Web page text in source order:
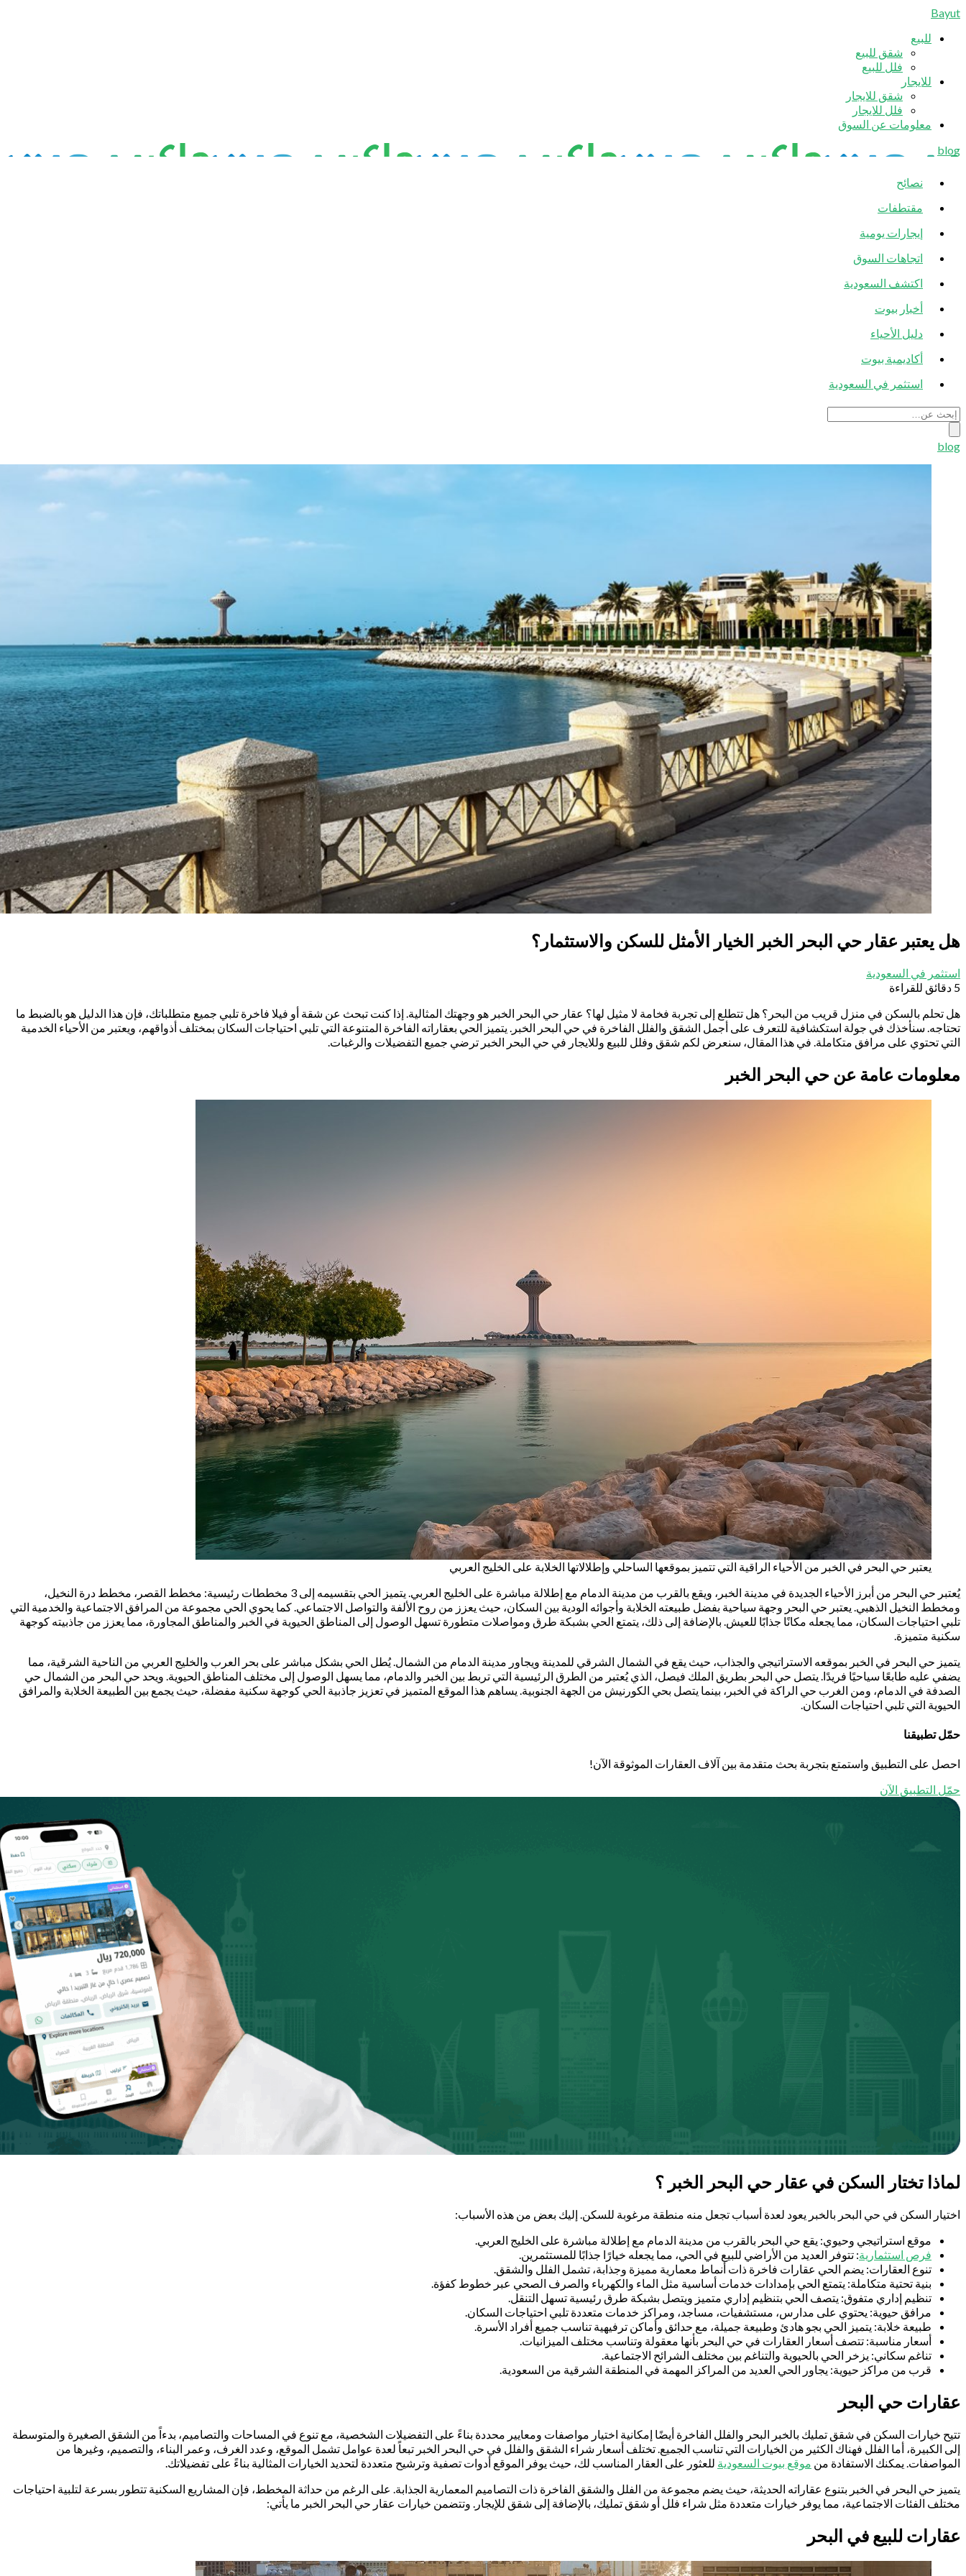
Bayut
للبيع
شقق للبيع
فلل للبيع
للايجار
شقق للايجار
فلل للايجار
معلومات عن السوق
blog
نصائح
مقتطفات
إيجارات يومية
اتجاهات السوق
اكتشف السعودية
أخبار بيوت
دليل الأحياء
أكاديمية بيوت
استثمر في السعودية
blog
هل يعتبر عقار حي البحر الخبر الخيار الأمثل للسكن والاستثمار؟
استثمر في السعودية
5 دقائق للقراءة
هل تحلم بالسكن في منزل قريب من البحر؟ هل تتطلع إلى تجربة فخامة لا مثيل لها؟ عقار حي البحر الخبر هو وجهتك المثالية. إذا كنت تبحث عن شقة أو فيلا فاخرة تلبي جميع متطلباتك، فإن هذا الدليل هو بالضبط ما
تحتاجه. سنأخذك في جولة استكشافية للتعرف على أجمل الشقق والفلل الفاخرة في حي البحر الخبر. يتميز الحي بعقاراته الفاخرة المتنوعة التي تلبي احتياجات السكان بمختلف أذواقهم، ويعتبر من الأحياء الخدمية
التي تحتوي على مرافق متكاملة. في هذا المقال، سنعرض لكم شقق وفلل للبيع وللايجار في حي البحر الخبر ترضي جميع التفضيلات والرغبات.
معلومات عامة عن حي البحر الخبر
يعتبر حي البحر في الخبر من الأحياء الراقية التي تتميز بموقعها الساحلي وإطلالاتها الخلابة على الخليج العربي
يُعتبر حي البحر من أبرز الأحياء الجديدة في مدينة الخبر، ويقع بالقرب من مدينة الدمام مع إطلالة مباشرة على الخليج العربي. يتميز الحي بتقسيمه إلى 3 مخططات رئيسية: مخطط القصر، مخطط درة النخيل،
ومخطط النخيل الذهبي. يعتبر حي البحر وجهة سياحية بفضل طبيعته الخلابة وأجوائه الودية بين السكان، حيث يعزز من روح الألفة والتواصل الاجتماعي. كما يحوي الحي مجموعة من المرافق الاجتماعية والخدمية التي
تلبي احتياجات السكان، مما يجعله مكانًا جذابًا للعيش. بالإضافة إلى ذلك، يتمتع الحي بشبكة طرق ومواصلات متطورة تسهل الوصول إلى المناطق الحيوية في الخبر والمناطق المجاورة، مما يعزز من جاذبيته كوجهة
سكنية متميزة.
يتميز حي البحر في الخبر بموقعه الاستراتيجي والجذاب، حيث يقع في الشمال الشرقي للمدينة ويجاور مدينة الدمام من الشمال. يُطل الحي بشكل مباشر على بحر العرب والخليج العربي من الناحية الشرقية، مما
يضفي عليه طابعًا سياحيًا فريدًا. يتصل حي البحر بطريق الملك فيصل، الذي يُعتبر من الطرق الرئيسية التي تربط بين الخبر والدمام، مما يسهل الوصول إلى مختلف المناطق الحيوية. ويحد حي البحر من الشمال حي
الصدفة في الدمام، ومن الغرب حي الراكة في الخبر، بينما يتصل بحي الكورنيش من الجهة الجنوبية. يساهم هذا الموقع المتميز في تعزيز جاذبية الحي كوجهة سكنية مفضلة، حيث يجمع بين الطبيعة الخلابة والمرافق
الحيوية التي تلبي احتياجات السكان.
حمّل تطبيقنا
احصل على التطبيق واستمتع بتجربة بحث متقدمة بين آلاف العقارات الموثوقة الآن!
حمّل التطبيق الآن
لماذا تختار السكن في عقار حي البحر الخبر ؟
اختيار السكن في حي البحر بالخبر يعود لعدة أسباب تجعل منه منطقة مرغوبة للسكن. إليك بعض من هذه الأسباب:
موقع استراتيجي وحيوي: يقع حي البحر بالقرب من مدينة الدمام مع إطلالة مباشرة على الخليج العربي.
فرص استثمارية: تتوفر العديد من الأراضي للبيع في الحي، مما يجعله خيارًا جذابًا للمستثمرين.
تنوع العقارات: يضم الحي عقارات فاخرة ذات أنماط معمارية مميزة وجذابة، تشمل الفلل والشقق.
بنية تحتية متكاملة: يتمتع الحي بإمدادات خدمات أساسية مثل الماء والكهرباء والصرف الصحي عبر خطوط كفؤة.
تنظيم إداري متفوق: يتصف الحي بتنظيم إداري متميز ويتصل بشبكة طرق رئيسية تسهل التنقل.
مرافق حيوية: يحتوي على مدارس، مستشفيات، مساجد، ومراكز خدمات متعددة تلبي احتياجات السكان.
طبيعة خلابة: يتميز الحي بجو هادئ وطبيعة جميلة، مع حدائق وأماكن ترفيهية تناسب جميع أفراد الأسرة.
أسعار مناسبة: تتصف أسعار العقارات في حي البحر بأنها معقولة وتناسب مختلف الميزانيات.
تناغم سكاني: يزخر الحي بالحيوية والتناغم بين مختلف الشرائح الاجتماعية.
قرب من مراكز حيوية: يجاور الحي العديد من المراكز المهمة في المنطقة الشرقية من السعودية.
عقارات حي البحر
تتيح خيارات السكن في شقق تمليك بالخبر البحر والفلل الفاخرة أيضًا إمكانية اختيار مواصفات ومعايير محددة بناءً على التفضيلات الشخصية، مع تنوع في المساحات والتصاميم، بدءاً من الشقق الصغيرة والمتوسطة
إلى الكبيرة، أما الفلل فهناك الكثير من الخيارات التي تناسب الجميع. تختلف أسعار شراء الشقق والفلل في حي البحر الخبر تبعاً لعدة عوامل تشمل الموقع، وعدد الغرف، وعمر البناء، والتصميم، وغيرها من
المواصفات. يمكنك الاستفادة من موقع بيوت السعودية للعثور على العقار المناسب لك، حيث يوفر الموقع أدوات تصفية وترشيح متعددة لتحديد الخيارات المثالية بناءً على تفضيلاتك.
يتميز حي البحر في الخبر بتنوع عقاراته الحديثة، حيث يضم مجموعة من الفلل والشقق الفاخرة ذات التصاميم المعمارية الجذابة. على الرغم من حداثة المخطط، فإن المشاريع السكنية تتطور بسرعة لتلبية احتياجات
مختلف الفئات الاجتماعية، مما يوفر خيارات متعددة مثل شراء فلل أو شقق تمليك، بالإضافة إلى شقق للإيجار. وتتضمن خيارات عقار حي البحر الخبر ما يأتي:
عقارات للبيع في البحر